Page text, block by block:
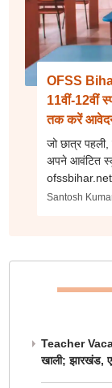
OFSS
11वीं-12वीं
तक करें
जो छात्र
अपने आवंटित
Santosh
Teacher
खाली; झारखंड,